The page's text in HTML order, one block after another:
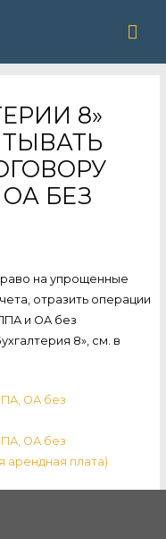
8»
БЕЗ
на упрощенные
отразить операции
и ОА без
8», см. в
ОА без
ОА без
арендная плата)